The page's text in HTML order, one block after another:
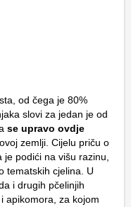
od čega je 80%
slovi za jedan je od
se upravo ovdje
zemlji. Cijelu priču o
podići na višu razinu,
tematskih cjelina. U
i drugih pčelinjih
apikomora, za kojom